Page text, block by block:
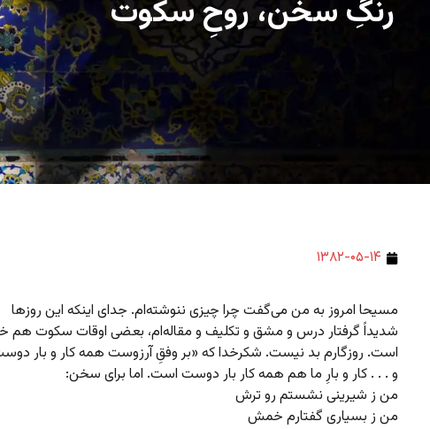
رنگِ سخن، روحِ سکوت
۱۳۸۲-۰۵-۱۴
مسیحا امروز به من می‌گفت چرا چیزی ننوشته‌ام. جدای اینکه این روزها
شدیداً گرفتار درس و مشق و تکلیف و مقاله‌ام، بعضی اوقات سکوت هم
است. روزگارم بد نیست. شکرخدا که «بر وفقِ آرزوست همه کار و بار
و . . . کار و بارِ ما هم همه کار بار دوست است. اما برای سخن:
من ز شیرینی نشستم رو ترش
من ز بسیاری گفتارم خمش